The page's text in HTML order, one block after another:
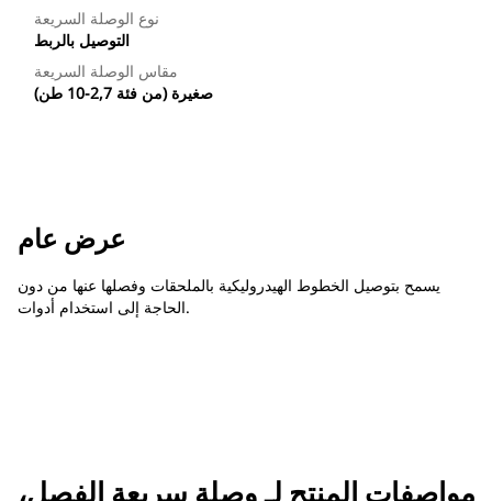
نوع الوصلة السريعة
التوصيل بالربط
مقاس الوصلة السريعة
صغيرة (من فئة 2,7-10 طن)
عرض عام
يسمح بتوصيل الخطوط الهيدروليكية بالملحقات وفصلها عنها من دون
الحاجة إلى استخدام أدوات.
مواصفات المنتج لـ وصلة سريعة الفصل،